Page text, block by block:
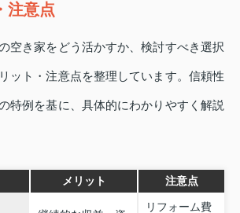
注意点
空き家をどう活かすか、検討すべき選択
ット・注意点を整理しています。信頼性
特例を基に、具体的にわかりやすく解説
メリット 注意点
リフォーム費